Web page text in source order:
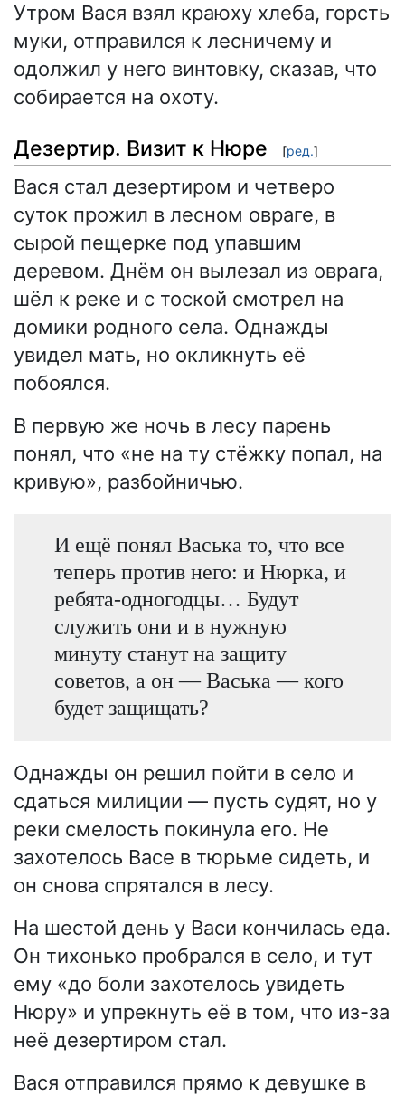
Утром Вася взял краюху хлеба, горсть
муки, отправился к лесничему и
одолжил у него винтовку, сказав, что
собирается на охоту.
Дезертир. Визит к Нюре [ред.]
Вася стал дезертиром и четверо
суток прожил в лесном овраге, в
сырой пещерке под упавшим
деревом. Днём он вылезал из оврага,
шёл к реке и с тоской смотрел на
домики родного села. Однажды
увидел мать, но окликнуть её
побоялся.
В первую же ночь в лесу парень
понял, что «не на ту стёжку попал, на
кривую», разбойничью.
И ещё понял Васька то, что все
теперь против него: и Нюрка, и
ребята-одногодцы… Будут
служить они и в нужную
минуту станут на защиту
советов, а он — Васька — кого
будет защищать?
Однажды он решил пойти в село и
сдаться милиции — пусть судят, но у
реки смелость покинула его. Не
захотелось Васе в тюрьме сидеть, и
он снова спрятался в лесу.
На шестой день у Васи кончилась еда.
Он тихонько пробрался в село, и тут
ему «до боли захотелось увидеть
Нюру» и упрекнуть её в том, что из-за
неё дезертиром стал.
Вася отправился прямо к девушке в